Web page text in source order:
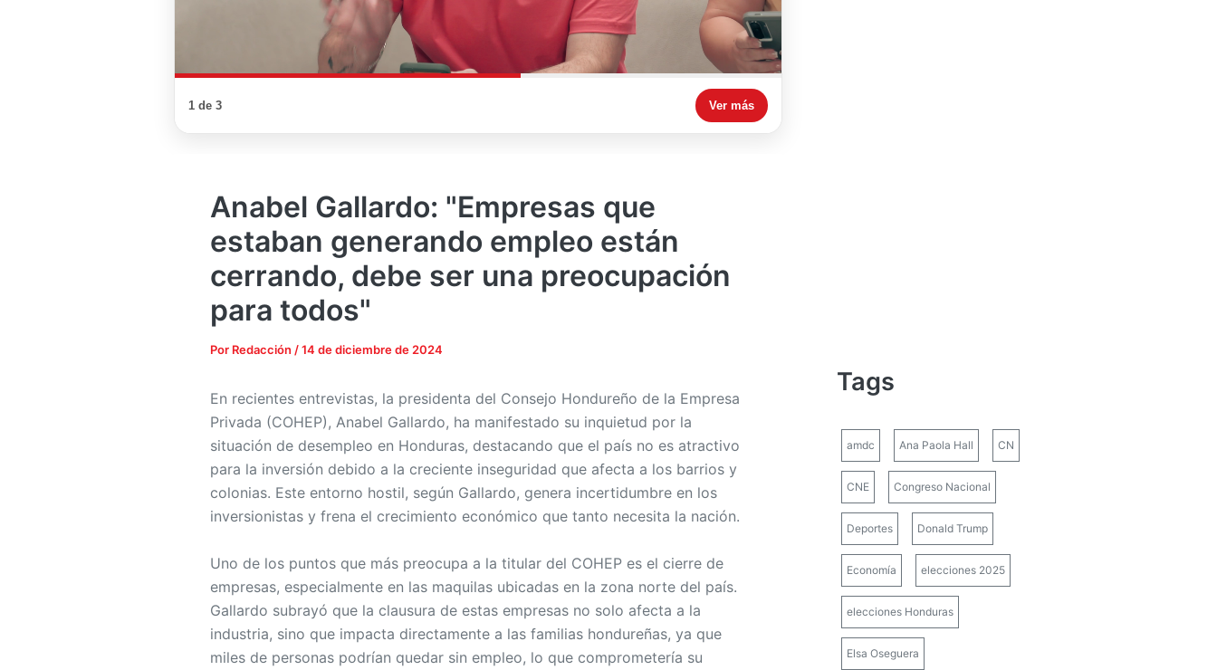
1 de 3 Ver más
Anabel Gallardo: "Empresas que
estaban generando empleo están
cerrando, debe ser una preocupación
para todos"
Por Redacción /14 de diciembre de 2024
En recientes entrevistas, la presidenta del Consejo Hondureño de la Empresa
Privada (COHEP), Anabel Gallardo, ha manifestado su inquietud por la
situación de desempleo en Honduras, destacando que el país no es atractivo
para la inversión debido a la creciente inseguridad que afecta a los barrios y
colonias. Este entorno hostil, según Gallardo, genera incertidumbre en los
inversionistas y frena el crecimiento económico que tanto necesita la nación.
Uno de los puntos que más preocupa a la titular del COHEP es el cierre de
empresas, especialmente en las maquilas ubicadas en la zona norte del país.
Gallardo subrayó que la clausura de estas empresas no solo afecta a la
industria, sino que impacta directamente a las familias hondureñas, ya que
miles de personas podrían quedar sin empleo, lo que comprometería su
Tags
amdc Ana Paola Hall CN
CNE Congreso Nacional
Deportes Donald Trump
Economía elecciones 2025
elecciones Honduras
Elsa Oseguera